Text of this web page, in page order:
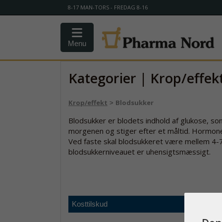
8-17 MAN-TORS - FREDAG 8-16
Menu
Kategorier | Krop/
Krop/effekt > Blodsukker
Blodsukker er blodets indhold af glukose,
morgenen og stiger efter et måltid.
Ved faste skal blodsukkeret være mellem
blodsukkerniveauet er uhensigtsmæssigt.
Kosttilskud